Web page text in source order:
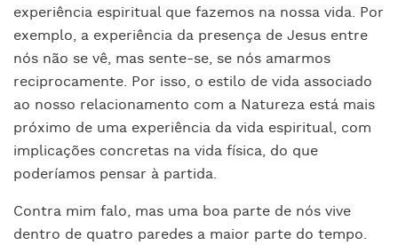
experiência espiritual que fazemos na nossa vida. Por
exemplo, a experiência da presença de Jesus entre
nós não se vê, mas sente-se, se nós amarmos
reciprocamente. Por isso, o estilo de vida associado
ao nosso relacionamento com a Natureza está mais
próximo de uma experiência da vida espiritual, com
implicações concretas na vida física, do que
poderíamos pensar à partida.
Contra mim falo, mas uma boa parte de nós vive
dentro de quatro paredes a maior parte do tempo.